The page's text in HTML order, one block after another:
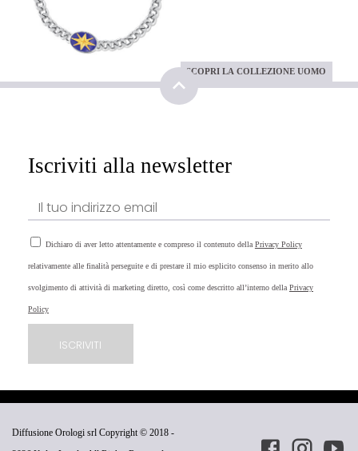
SCOPRI LA COLLEZIONE UOMO
Iscriviti alla newsletter
Dichiaro di aver letto attentamente e compreso il contenuto della Privacy Policy
relativamente alle finalità perseguite e di prestare il mio esplicito consenso in merito allo
svolgimento di attività di marketing diretto, così come descritto all’interno della Privacy
Policy
Diffusione Orologi srl Copyright © 2018 -